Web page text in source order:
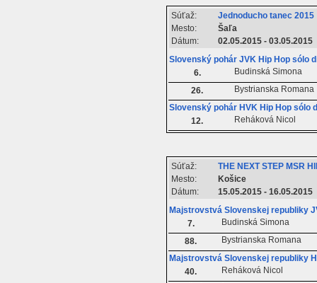
Súťaž:
Jednoducho tanec 2015
Mesto:
Šaľa
Dátum:
02.05.2015 - 03.05.2015
Slovenský pohár JVK Hip Hop sólo
6.
Budinská Simona
26.
Bystrianska Romana
Slovenský pohár HVK Hip Hop sólo
12.
Reháková Nicol
Súťaž:
THE NEXT STEP MSR
Mesto:
Košice
Dátum:
15.05.2015 - 16.05.2015
Majstrovstvá Slovenskej republiky
7.
Budinská Simona
88.
Bystrianska Romana
Majstrovstvá Slovenskej republiky
40.
Reháková Nicol